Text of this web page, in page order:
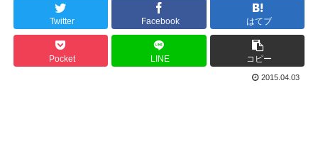
Twitter Facebook はてブ
Pocket LINE コピー
2015.04.03